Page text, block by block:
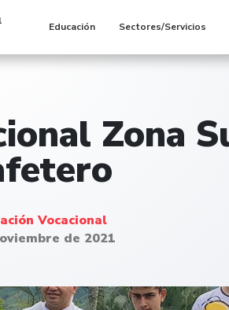
Educación Sectores/Servicios
Zona
Vocacional
de 2021